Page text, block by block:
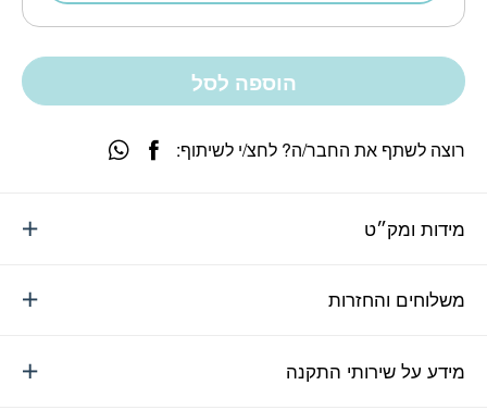
הוספה לסל
מידות ומק״ט
משלוחים והחזרות
מידע על שירותי התקנה
רוצה לשתף את החבר/ה? לחצ/י לשיתוף: